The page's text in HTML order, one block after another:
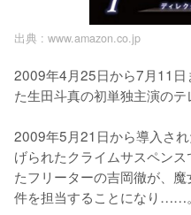
出典 : www.amazon.co.jp
2009年4月25日から7月11日
た生田斗真の初単独主演のテ
2009年5月21日から導入さ
げられたクライムサスペン
たフリーターの吉岡徹が、
件を担当することになり……。